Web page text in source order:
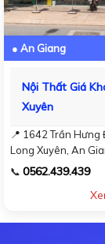
● An Giang
Nội Thất Giá
Xuyên
📍 1642 Trần Hưng
Long Xuyên, An
📞 0562.439.439